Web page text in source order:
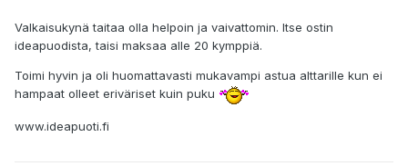
Valkaisukynä taitaa olla helpoin ja vaivattomin. Itse ostin
ideapuodista, taisi maksaa alle 20 kymppiä.
Toimi hyvin ja oli huomattavasti mukavampi astua alttarille kun ei
hampaat olleet eriväriset kuin puku
www.ideapuoti.fi